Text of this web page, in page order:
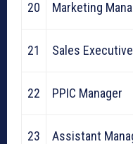
20 Marketing
21 Sales Executive
22 PPIC Manager
23 Assistant